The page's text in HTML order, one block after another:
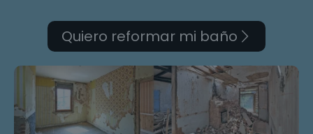
Quiero reformar mi baño